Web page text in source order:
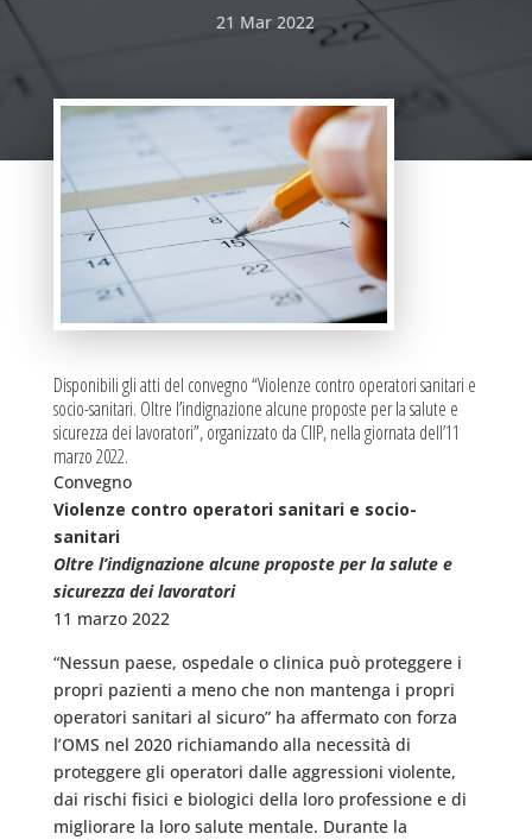
21 Mar 2022
Disponibili gli atti del convegno “Violenze contro operatori sanitari e
socio-sanitari. Oltre l’indignazione alcune proposte per la salute e
sicurezza dei lavoratori”, organizzato da CIIP, nella giornata dell’11
marzo 2022.
Convegno
Violenze contro operatori sanitari e socio-
sanitari
Oltre l’indignazione alcune proposte per la salute e
sicurezza dei lavoratori
11 marzo 2022
“Nessun paese, ospedale o clinica può proteggere i
propri pazienti a meno che non mantenga i propri
operatori sanitari al sicuro” ha affermato con forza
l’OMS nel 2020 richiamando alla necessità di
proteggere gli operatori dalle aggressioni violente,
dai rischi fisici e biologici della loro professione e di
migliorare la loro salute mentale. Durante la